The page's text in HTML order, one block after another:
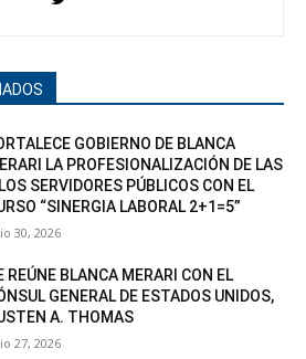
GOBIERNO DE BLANCA
LA PROFESIONALIZACIÓN DE LAS
SERVIDORES PÚBLICOS CON EL
“SINERGIA LABORAL 2+1=5”
30, 2026
REÚNE BLANCA MERARI CON EL
GENERAL DE ESTADOS UNIDOS,
A. THOMAS
27, 2026